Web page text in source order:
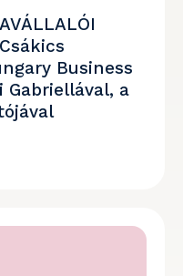
Business
Gabriellával, a